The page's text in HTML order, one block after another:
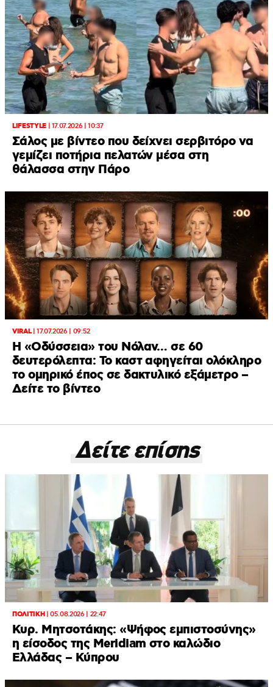
LIFESTYLE| 17.07.2026 | 10:37
Σάλος με βίντεο που δείχνει σερβιτόρο να
γεμίζει ποτήρια πελατών μέσα στη
θάλασσα στην Πάρο
VIRAL|17.07.2026 | 09:52
Η «Οδύσσεια» του Νόλαν… σε 60
δευτερόλεπτα: Το καστ αφηγείται ολόκληρο
το ομηρικό έπος σε δακτυλικό εξάμετρο –
Δείτε το βίντεο
Δείτε επίσης
ΠΟΛΙΤΙΚΗ|05.08.2026 | 22:47
Κυρ. Μητσοτάκης: «Ψήφος εμπιστοσύνης»
η είσοδος της Meridiam στο καλώδιο
Ελλάδας – Κύπρου